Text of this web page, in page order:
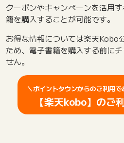
クーポンやキャンペーンを活用
籍を購入することが可能です。
お得な情報については楽天Kobo
ため、電子書籍を購入する前に
せん。
＼ポイントタウンからのご利用
【楽天kobo】のご